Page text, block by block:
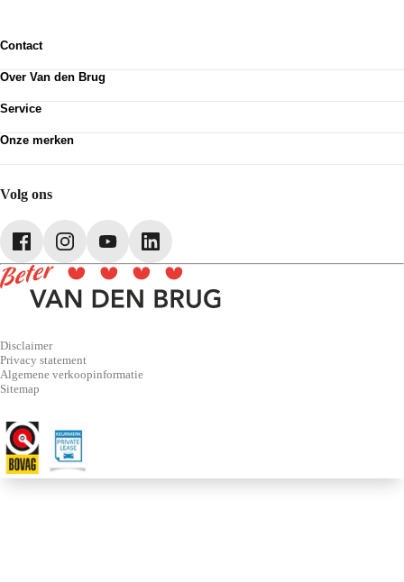
Contact
Vestigingen
Van den Brug account
Over Van den Brug
Over Van den Brug
Partnerships
Service
Pechhulp
Onze merken
SEAT
Volkswagen Bedrijfswagens
Volg ons
Disclaimer
Privacy statement
Algemene verkoopinformatie
Sitemap